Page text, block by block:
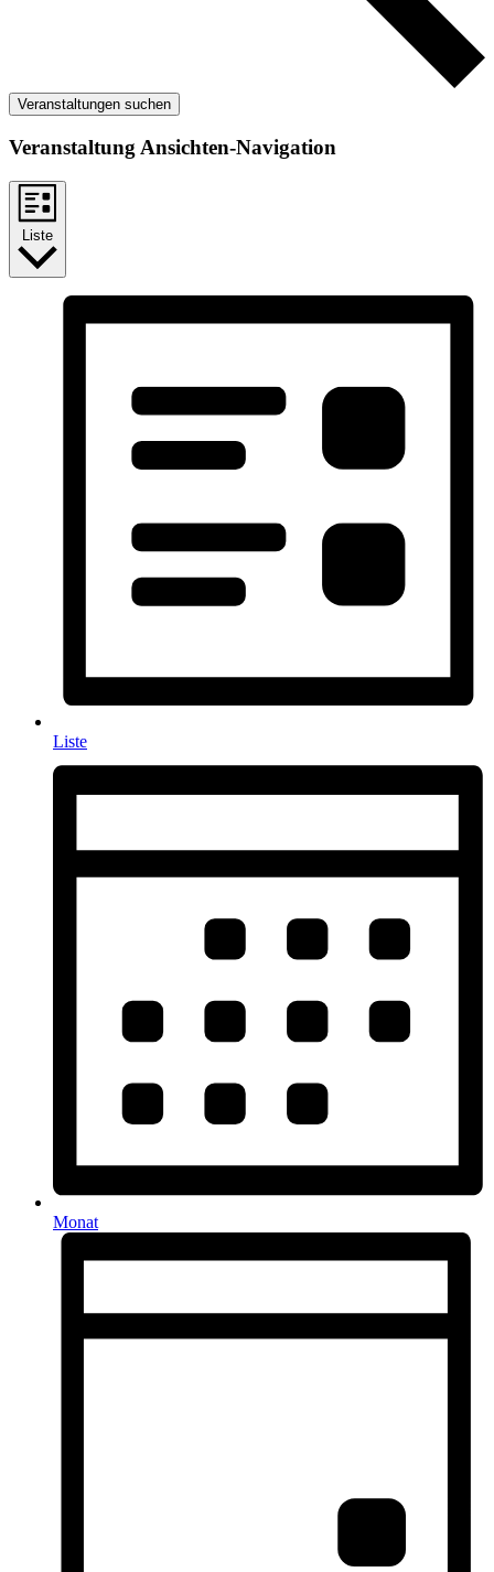
Veranstaltungen suchen
Veranstaltung Ansichten-Navigation
Liste
Liste
Monat